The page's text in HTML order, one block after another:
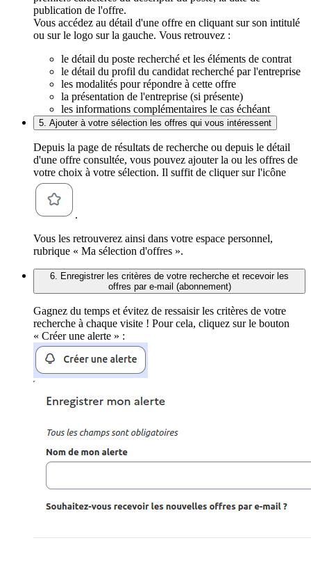
publication de l'offre.
Vous accédez au détail d'une offre en cliquant sur son intitulé
ou sur le logo sur la gauche. Vous retrouvez :
le détail du poste recherché et les éléments de contrat
le détail du profil du candidat recherché par l'entreprise
les modalités pour répondre à cette offre
la présentation de l'entreprise (si présente)
les informations complémentaires le cas échéant
5. Ajouter à votre sélection les offres qui vous intéressent
Depuis la page de résultats de recherche ou depuis le détail
d'une offre consultée, vous pouvez ajouter la ou les offres de
votre choix à votre sélection. Il suffit de cliquer sur l'icône
.
Vous les retrouverez ainsi dans votre espace personnel,
rubrique « Ma sélection d'offres ».
6. Enregistrer les critères de votre recherche et recevoir les
offres par e-mail (abonnement)
Gagnez du temps et évitez de ressaisir les critères de votre
recherche à chaque visite ! Pour cela, cliquez sur le bouton
« Créer une alerte » :